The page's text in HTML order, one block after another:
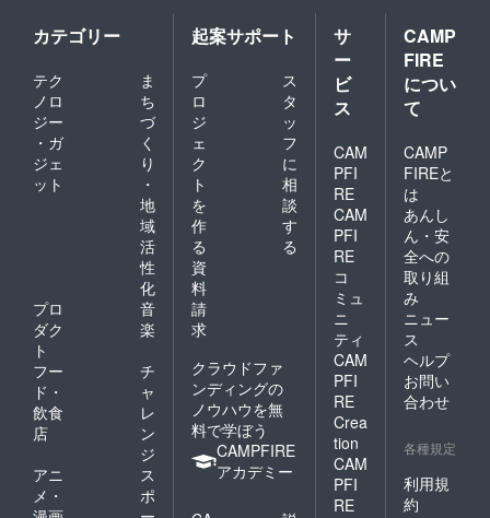
らかじ
めご承
知くだ
さい。
れる場
合がご
ざいま
す。あ
らかじ
めご承
知くだ
いわれ
る原材
料を含
んでい
る場合
がござ
原材料
及び添
加物等
の食品
表示は
お届け
商品の
ラベル
に表記
されま
す。 商
品開封
前には
必ずお
届けの
リター
付され
ルや注
意書き
こえて
から。
●妊娠
中・授
乳中は
飲酒を
控えて
い。 ※
納期は
予期せ
ぬ事態
により
遅れる
場合が
ござい
ます。
あらか
じめご
承知く
ださ
い。
カテゴリー
テク
ノロ
ジー
・ガ
ジェ
ット
ま
ち
づ
く
り
・
地
域
活
性
化
プロ
ダク
ト
音
楽
フー
ド・
飲食
店
チ
ャ
レ
ン
ジ
アニ
メ・
ス
ポ
起案サポート
プ
ロ
ジ
ェ
ク
ト
を
作
る
ス
タ
ッ
フ
に
相
談
す
る
資
料
請
求
クラウドファ
ンディングの
ノウハウを無
料で学ぼう
CAMPFIRE
アカデミー
サ
ー
ビ
ス
CAM
PFI
RE
CAM
PFI
RE
コ
ミュ
ニ
ティ
CAM
PFI
RE
Crea
tion
CAM
PFI
RE
CAMP
FIRE
につい
て
CAMP
FIREと
は
あんし
ん・安
全への
取り組
み
ニュー
ス
ヘルプ
お問い
合わせ
各種規定
利用規
約